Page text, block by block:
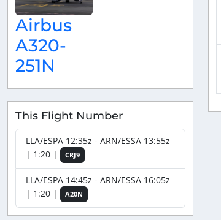
Airbus
A320-
251N
This Flight Number
LLA/ESPA 12:35z - ARN/ESSA 13:55z
| 1:20 |
CRJ9
LLA/ESPA 14:45z - ARN/ESSA 16:05z
| 1:20 |
A20N